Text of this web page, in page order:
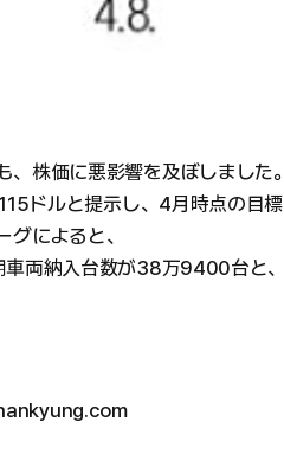
株価に悪影響を及ぼしました。
ドルと提示し、4月時点の目標
によると、
車両納入台数が38万9400台と